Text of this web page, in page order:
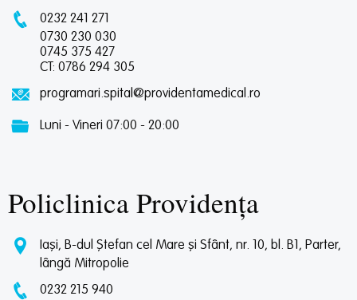
0232 241 271
0730 230 030
0745 375 427
CT: 0786 294 305
programari.spital@providentamedical.ro
Luni - Vineri 07:00 - 20:00
Policlinica Providența
Iași, B-dul Ștefan cel Mare și Sfânt, nr. 10, bl. B1, Parter,
lângă Mitropolie
0232 215 940